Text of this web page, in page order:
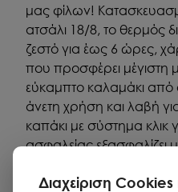
μας φίλων!
ατσάλι 18/8, το θερμός
ζεστό για έως 6 ώρες,
που προσφέρει μέγιστη
εύκαμπτο καλαμάκι από
άνετη χρήση και λαβή
καπάκι με σύστημα κλικ
ασφαλείας εξασφαλίζει
στόμιο για εύκολο
Διαχείριση